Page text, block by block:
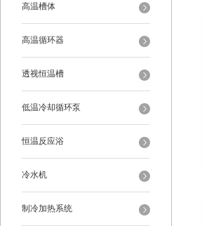
高温槽体
高温循环器
透视恒温槽
低温冷却循环泵
恒温反应浴
冷水机
制冷加热系统